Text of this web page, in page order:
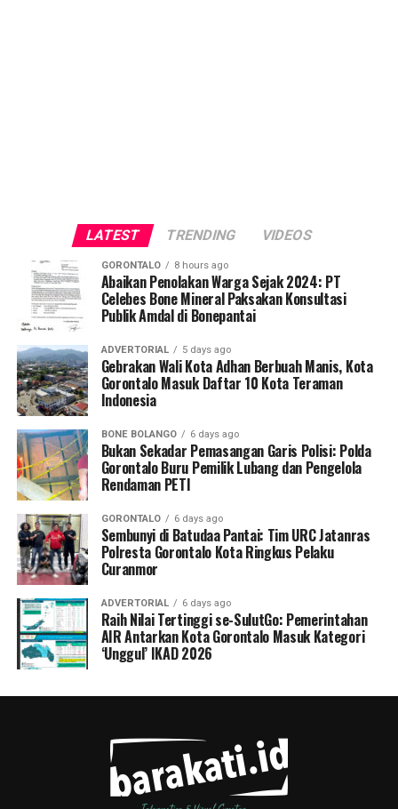
LATEST TRENDING VIDEOS
GORONTALO 8 hours ago
Abaikan Penolakan Warga Sejak 2024: PT
Celebes Bone Mineral Paksakan Konsultasi
Publik Amdal di Bonepantai
ADVERTORIAL 5 days ago
Gebrakan Wali Kota Adhan Berbuah Manis, Kota
Gorontalo Masuk Daftar 10 Kota Teraman
Indonesia
BONE BOLANGO 6 days ago
Bukan Sekadar Pemasangan Garis Polisi: Polda
Gorontalo Buru Pemilik Lubang dan Pengelola
Rendaman PETI
GORONTALO 6 days ago
Sembunyi di Batudaa Pantai: Tim URC Jatanras
Polresta Gorontalo Kota Ringkus Pelaku
Curanmor
ADVERTORIAL 6 days ago
Raih Nilai Tertinggi se-SulutGo: Pemerintahan
AIR Antarkan Kota Gorontalo Masuk Kategori
‘Unggul’ IKAD 2026